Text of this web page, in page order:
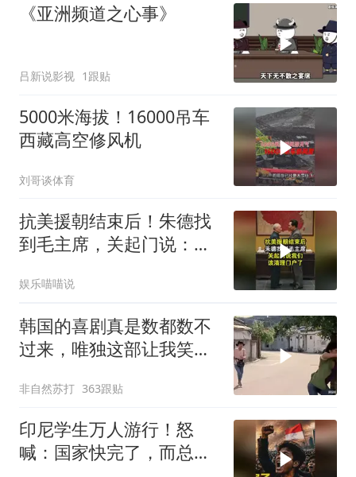
《亚洲频道之心事》
吕新说影视 1跟贴
5000米海拔！16000吊车
西藏高空修风机
刘哥谈体育
抗美援朝结束后！朱德找
到毛主席，关起门说：我
娱乐喵喵说
韩国的喜剧真是数都数不
过来，唯独这部让我笑到
非自然苏打 363跟贴
印尼学生万人游行！怒
喊：国家快完了，而总统